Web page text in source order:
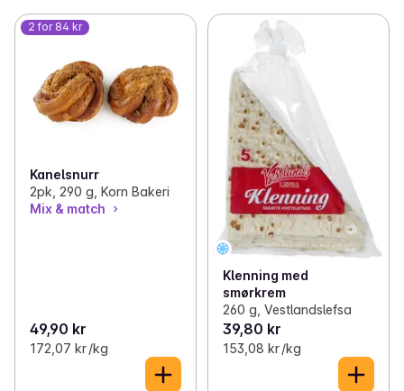
2 for 84 kr
Kanelsnurr
2pk, 290 g, Korn Bakeri
Mix & match
49,90 kr
172,07 kr /kg
Klenning med
smørkrem
260 g, Vestlandslefsa
39,80 kr
153,08 kr /kg